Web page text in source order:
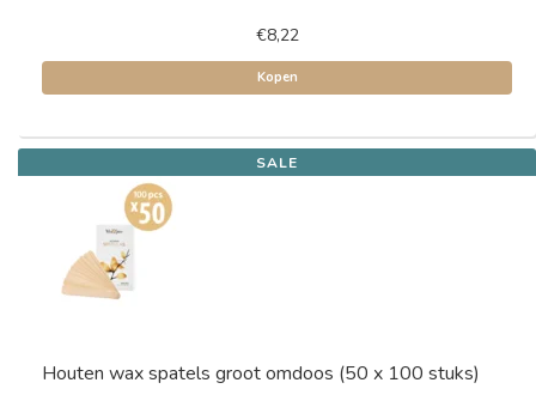
€8,22
Kopen
SALE
Houten wax spatels groot omdoos (50 x 100 stuks)